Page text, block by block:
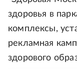
здоровья в
комплексы,
рекламная
здорового